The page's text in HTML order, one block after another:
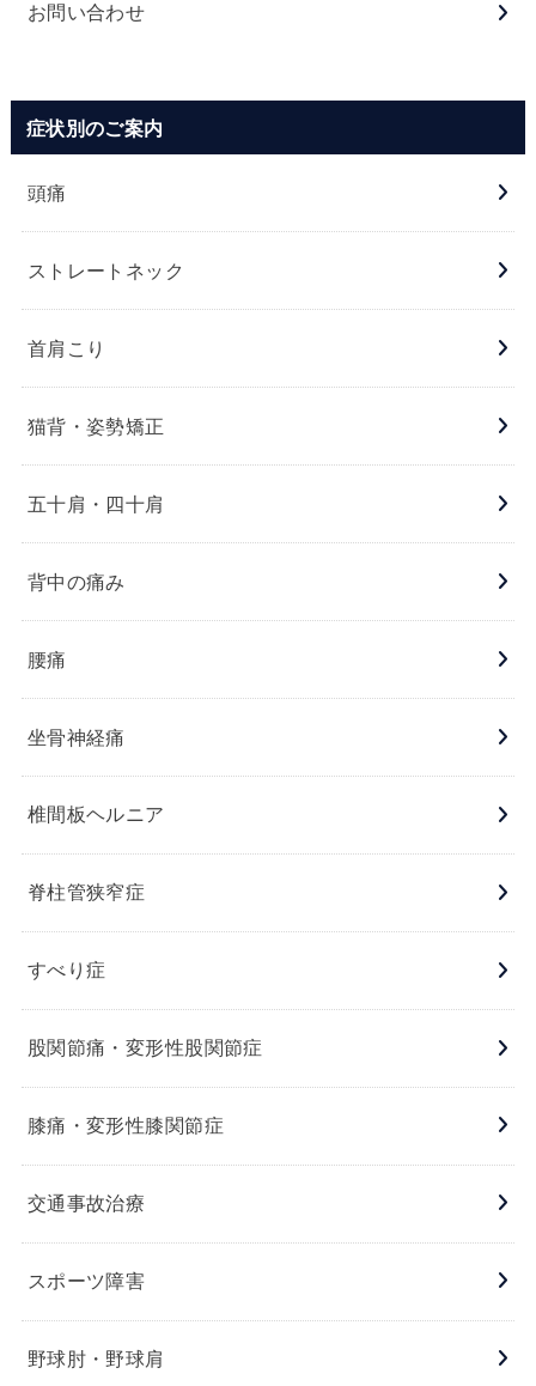
お問い合わせ
症状別のご案内
頭痛
ストレートネック
首肩こり
猫背・姿勢矯正
五十肩・四十肩
背中の痛み
腰痛
坐骨神経痛
椎間板ヘルニア
脊柱管狭窄症
すべり症
股関節痛・変形性股関節症
膝痛・変形性膝関節症
交通事故治療
スポーツ障害
野球肘・野球肩